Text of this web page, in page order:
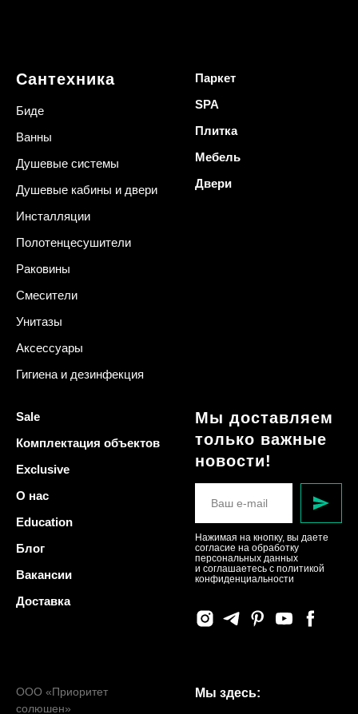
Сантехника
Биде
Ванны
Душевые системы
Душевые кабины и двери
Инсталляции
Полотенцесушители
Раковины
Смесители
Унитазы
Аксессуары
Гигиена и дезинфекция
Паркет
SPA
Плитка
Мебель
Двери
Sale
Комплектация объектов
Exclusive
О нас
Education
Блог
Вакансии
Доставка
Мы доставляем
только важные
новости!
Нажимая на кнопку, вы даете
согласие на обработку
персональных данных
и соглашаетесь c политикой
конфиденциальности
ООО «Приоритет
солюшен»
Мы здесь: